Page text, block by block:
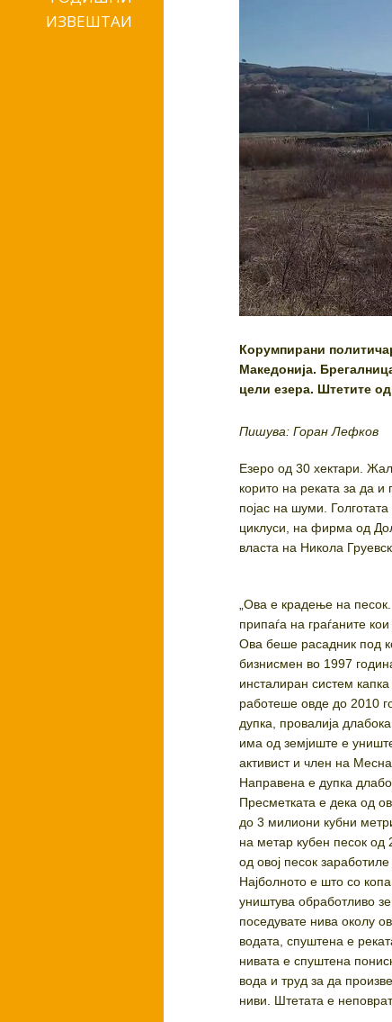
ИЗВЕШТАИ
Корумпирани
Македонија.
цели езера. Штетите
Пишува: Горан Лефков
Езеро од 30 хектари.
корито на реката за да и
појас на шуми.
циклуси, на фирма од
власта на Никола
„Ова е крадење на
припаѓа на граѓаните
Ова беше расадник под
бизнисмен во 1997
инсталиран систем
работеше овде до 2010
дупка, провалија
има од земјиште е
активист и член на
Направена е дупка
Пресметката е дека од
до 3 милиони кубни
на метар кубен песок од
од овој песок
Најболното е што со
уништува обработливо
поседувате нива околу
водата, спуштена е
нивата е спуштена
вода и труд за да
ниви. Штетата е